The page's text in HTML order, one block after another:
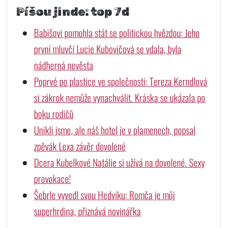
Píšou jinde: top 7d
Babišovi pomohla stát se politickou hvězdou: Jeho
první mluvčí Lucie Kubovičová se vdala, byla
nádherná nevěsta
Poprvé po plastice ve společnosti: Tereza Kerndlová
si zákrok nemůže vynachválit. Kráska se ukázala po
boku rodičů
Unikli jsme, ale náš hotel je v plamenech, popsal
zpěvák Lexa závěr dovolené
Dcera Kubelkové Natálie si užívá na dovolené. Sexy
provokace!
Šebrle vyvedl svou Hedviku: Romča je můj
superhrdina, přiznává novinářka